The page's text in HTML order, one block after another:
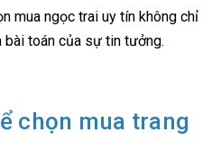
mua ngọc trai uy tín không chỉ
bài toán của sự tin tưởng.
chọn mua trang